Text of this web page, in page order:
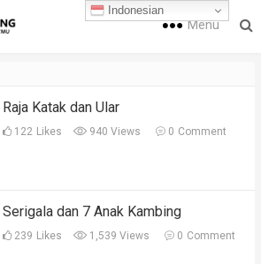
Menu
Raja Katak dan Ular
122 Likes 940 Views 0 Comment
Serigala dan 7 Anak Kambing
239 Likes 1,539 Views 0 Comment
Indonesian